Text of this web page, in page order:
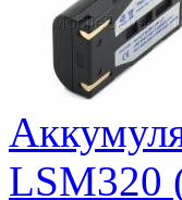
LSM320